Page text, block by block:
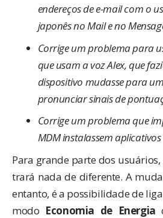
endereços de e-mail com o
japonês no Mail e no
Corrige um problema para
que usam a voz Alex, que
dispositivo mudasse para
pronunciar sinais de
Corrige um problema que
MDM instalassem
Para grande parte dos
trará nada de diferente. A
entanto, é a possibilidade de
modo Economia de Energia